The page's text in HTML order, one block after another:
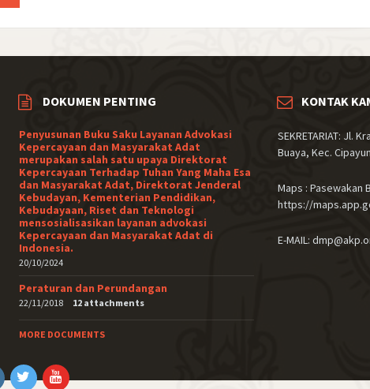
DOKUMEN PENTING
Penyusunan Buku Saku Layanan Advokasi
Kepercayaan dan Masyarakat Adat
merupakan salah satu upaya Direktorat
Kepercayaan Terhadap Tuhan Yang Maha Esa
dan Masyarakat Adat, Direktorat Jenderal
Kebudayan, Kementerian Pendidikan,
Kebudayaan, Riset dan Teknologi
mensosialisasikan layanan advokasi
Kepercayaan dan Masyarakat Adat di
Indonesia.
20/10/2024
Peraturan dan Perundangan
22/11/2018 12 attachments
MORE DOCUMENTS
KONTAK
SEKRETARIAT: Jl.
Buaya, Kec.
Maps : Pasewakan
https://
E-MAIL: